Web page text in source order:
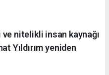
nitelikli insan kaynağı
Yıldırım yeniden